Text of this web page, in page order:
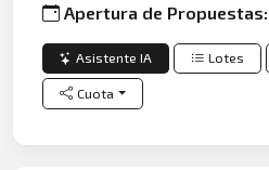
Apertura de
Asistente IA Lotes
Cuota